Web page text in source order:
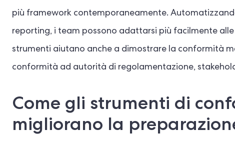
più framework contemporaneamente.
reporting, i team possono adattarsi più facilmente
strumenti aiutano anche a dimostrare la conformità
conformità ad autorità di regolamentazione,
Come gli strumenti di
migliorano la